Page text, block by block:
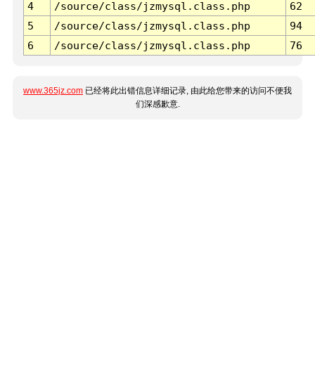
4
/source/class/jzmysql.class.php
62
5
/source/class/jzmysql.class.php
94
6
/source/class/jzmysql.class.php 76
www.365jz.com 已经将此出错信息详细记录, 由此给您带来的访问不便我
们深感歉意.